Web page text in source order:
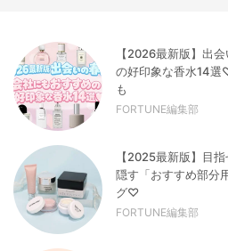
【2026最新版】出
の好印象な香水14選
も
FORTUNE編集部
【2025最新版】目
隠す「おすすめ部分
グ♡
FORTUNE編集部